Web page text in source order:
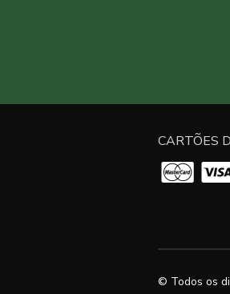
CARTÕES
© Todos os